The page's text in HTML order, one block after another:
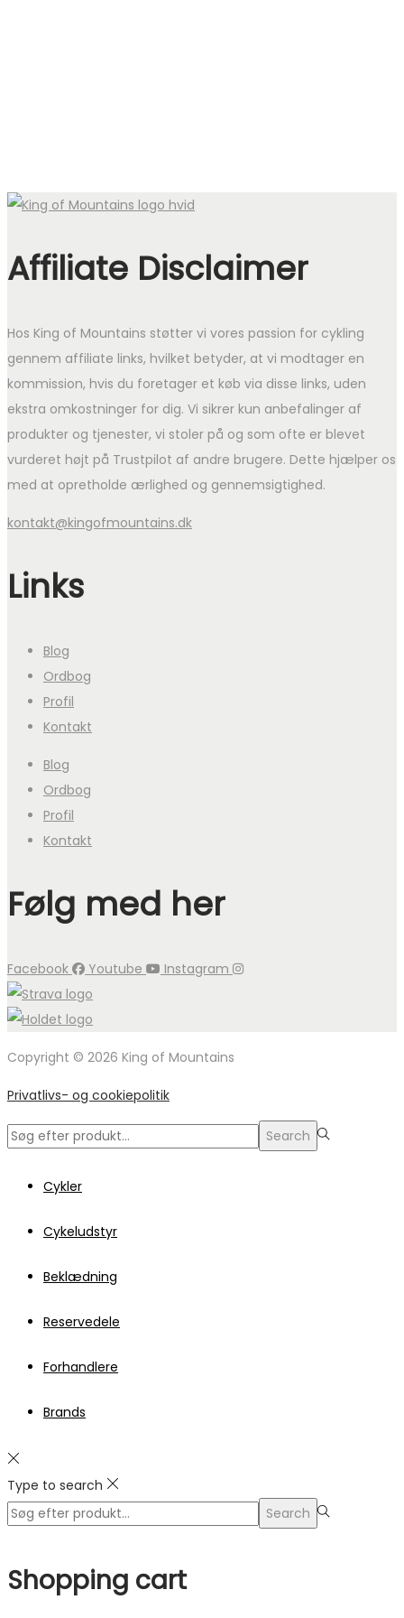
Affiliate Disclaimer
Hos King of Mountains støtter vi vores passion for cykling
gennem affiliate links, hvilket betyder, at vi modtager en
kommission, hvis du foretager et køb via disse links, uden
ekstra omkostninger for dig. Vi sikrer kun anbefalinger af
produkter og tjenester, vi stoler på og som ofte er blevet
vurderet højt på Trustpilot af andre brugere. Dette hjælper os
med at opretholde ærlighed og gennemsigtighed.
kontakt@kingofmountains.dk
Links
Blog
Ordbog
Profil
Kontakt
Blog
Ordbog
Profil
Kontakt
Følg med her
Facebook Youtube Instagram
Copyright © 2026 King of Mountains
Privatlivs- og cookiepolitik
Search
Search
Cykler
Cykeludstyr
Beklædning
Reservedele
Forhandlere
Brands
Type to search
Search
Search
Shopping cart